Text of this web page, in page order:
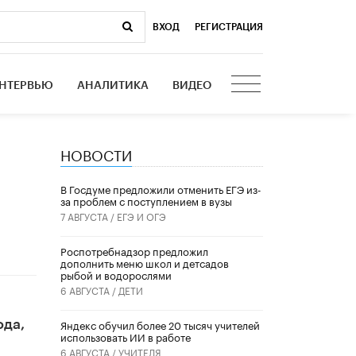
ВХОД РЕГИСТРАЦИЯ
АНАЛИТИКА ВИДЕО
НОВОСТИ
В Госдуме предложили отменить ЕГЭ из-
за проблем с поступлением в вузы
7 АВГУСТА / ЕГЭ И ОГЭ
Роспотребнадзор предложил
дополнить меню школ и детсадов
рыбой и водорослями
6 АВГУСТА / ДЕТИ
​Яндекс обучил более 20 тысяч учителей
использовать ИИ в работе
6 АВГУСТА /УЧИТЕЛЯ